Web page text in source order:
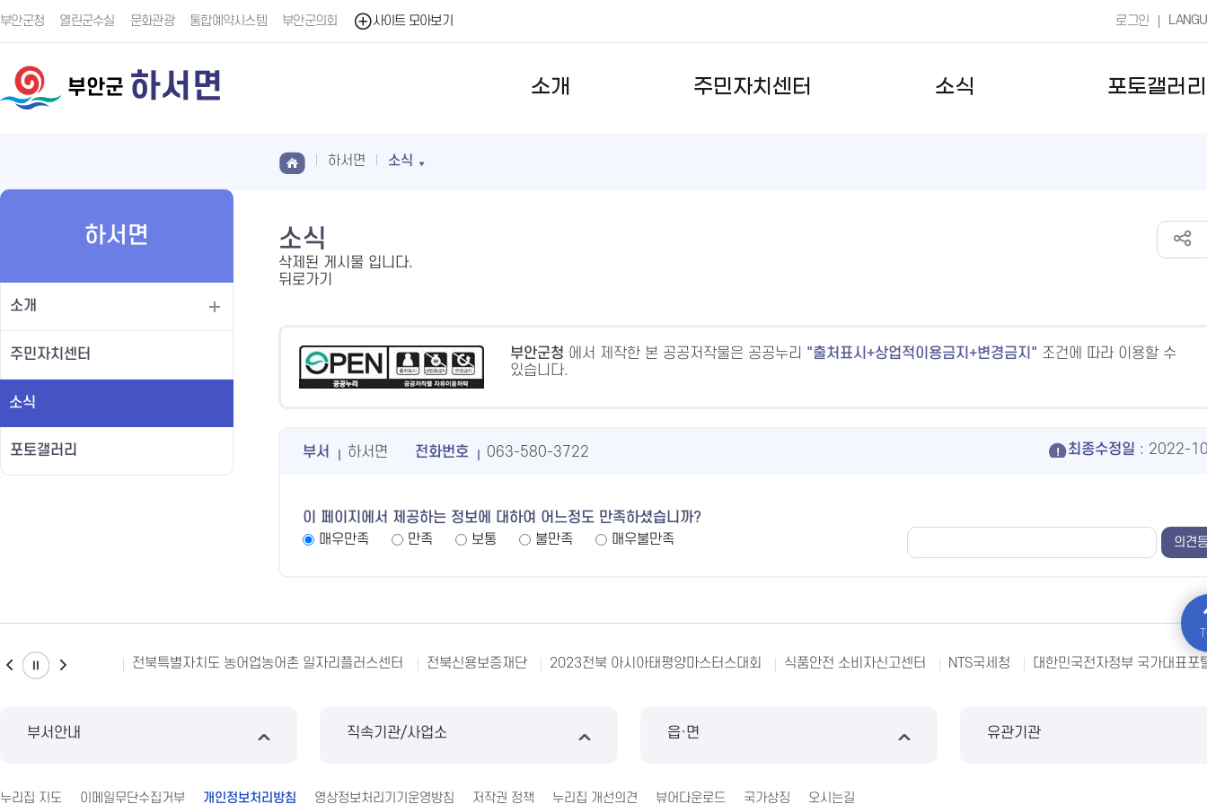
부안군청 열린군수실 문화관광 통합예약시스템 부안군의회 사이트 모아보기 로그인
부안군 하서면 소개 주민자치센터 소식 포토갤러리
하서면
소개
주민자치센터
소식
포토갤러리
하서면 소식
소식
삭제된 게시물 입니다.
뒤로가기
부안군청 에서 제작한 본 공공저작물은 공공누리 출처표시+상업적이용금지+변경금지
조건에 따라 이용할 수
있습니다.
부서 하서면 전화번호 063-580-3722 최종수정일 : 2022-
이 페이지에서 제공하는 정보에 대하여 어느정도 만족하셨습니까?
매우만족
만족 보통 불만족 매우불만족
도 농어업농어촌 일자리플러스센터 전북신용보증재단 2023전북 아시아태평양마스터스대회 식품안전 소비자신고센터 NTS국세청 대한민국전자정부 국가대표포털 부안기상정보 보건
부서안내 직속기관/사업소 읍·면 유관기관
누리집 지도 이메일무단수집거부 개인정보처리방침 영상정보처리기기운영방침 저작권 정책 누리집 개선의견 뷰어다운로드 국가상징 오시는길